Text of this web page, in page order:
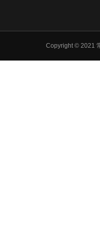
Copyright © 2021